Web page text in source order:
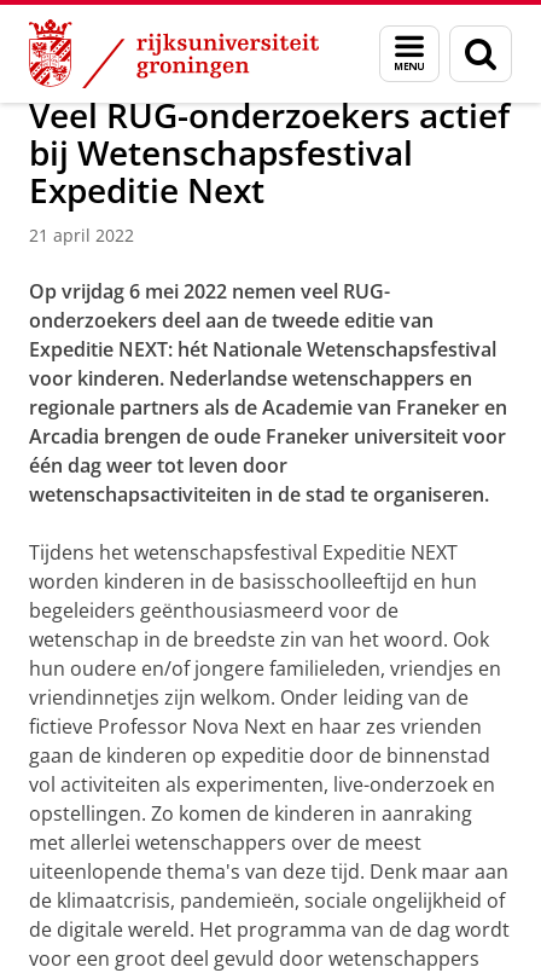
Skip
Content
Skip
Navigation
Menu
en
zoeken
Over ons Actueel Nieuws Nieuwsberichten
Veel RUG-onderzoekers actief
bij Wetenschapsfestival
Expeditie Next
21 april 2022
Op vrijdag 6 mei 2022 nemen veel RUG-
onderzoekers deel aan de tweede editie van
Expeditie NEXT: hét Nationale Wetenschapsfestival
voor kinderen. Nederlandse wetenschappers en
regionale partners als de Academie van Franeker en
Arcadia brengen de oude Franeker universiteit voor
één dag weer tot leven door
wetenschapsactiviteiten in de stad te organiseren.
Tijdens het wetenschapsfestival Expeditie NEXT
worden kinderen in de basisschoolleeftijd en hun
begeleiders geënthousiasmeerd voor de
wetenschap in de breedste zin van het woord. Ook
hun oudere en/of jongere familieleden, vriendjes en
vriendinnetjes zijn welkom. Onder leiding van de
fictieve Professor Nova Next en haar zes vrienden
gaan de kinderen op expeditie door de binnenstad
vol activiteiten als experimenten, live-onderzoek en
opstellingen. Zo komen de kinderen in aanraking
met allerlei wetenschappers over de meest
uiteenlopende thema's van deze tijd. Denk maar aan
de klimaatcrisis, pandemieën, sociale ongelijkheid of
de digitale wereld. Het programma van de dag wordt
voor een groot deel gevuld door wetenschappers